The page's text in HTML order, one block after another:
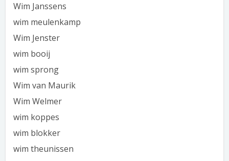
Wim Janssens
wim meulenkamp
Wim Jenster
wim booij
wim sprong
Wim van Maurik
Wim Welmer
wim koppes
wim blokker
wim theunissen